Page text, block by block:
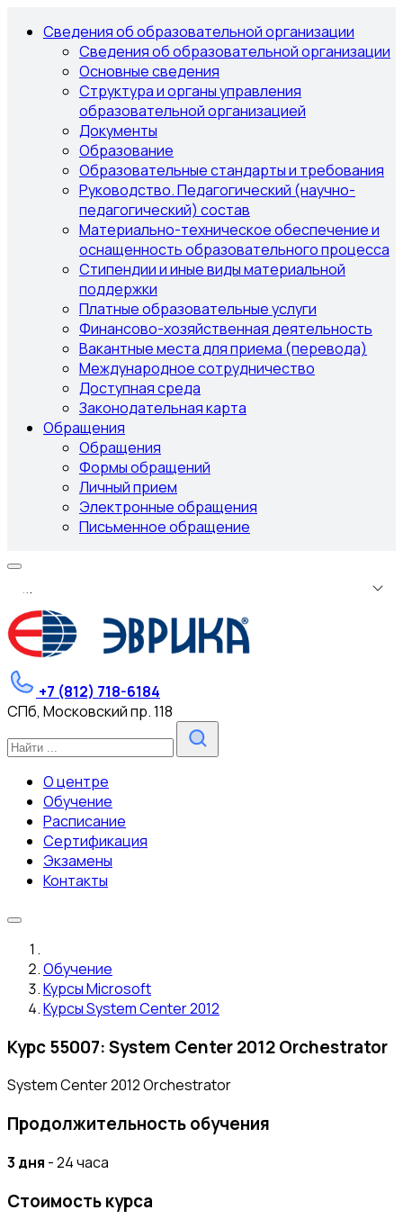
Сведения об образовательной организации
Сведения об образовательной организации
Основные сведения
Структура и органы управления
образовательной организацией
Документы
Образование
Образовательные стандарты и требования
Руководство. Педагогический (научно-
педагогический) состав
Материально-техническое обеспечение и
оснащенность образовательного процесса
Стипендии и иные виды материальной
поддержки
Платные образовательные услуги
Финансово-хозяйственная деятельность
Вакантные места для приема (перевода)
Международное сотрудничество
Доступная среда
Законодательная карта
Обращения
Обращения
Формы обращений
Личный прием
Электронные обращения
Письменное обращение
...
+7 (812) 718-6184
СПб, Московский пр. 118
О центре
Обучение
Расписание
Сертификация
Экзамены
Контакты
Обучение
Курсы Microsoft
Курсы System Center 2012
Курс 55007: System Center 2012 Orchestrator
System Center 2012 Orchestrator
Продолжительность обучения
3 дня - 24 часа
Стоимость курса